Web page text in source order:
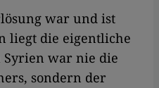
war und ist
liegt die eigentliche
Syrien war nie die
sondern der